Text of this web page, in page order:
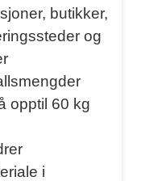
butikker,
og
opptil 60 kg
i